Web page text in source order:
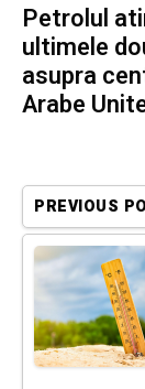
Petrolul
ultimele
asupra
Arabe
PREVIOUS